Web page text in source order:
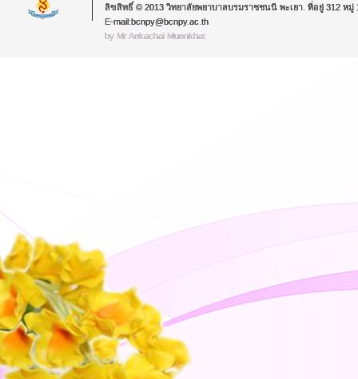
ลิขสิทธิ์ © 2013 วิทยาลัยพยาบาลบรมราชชนนี พะเยา. ที่อยู่ 312 หมู่
E-mail:bcnpy@bcnpy.ac.th
by Mr.Aekachai Muenkhat